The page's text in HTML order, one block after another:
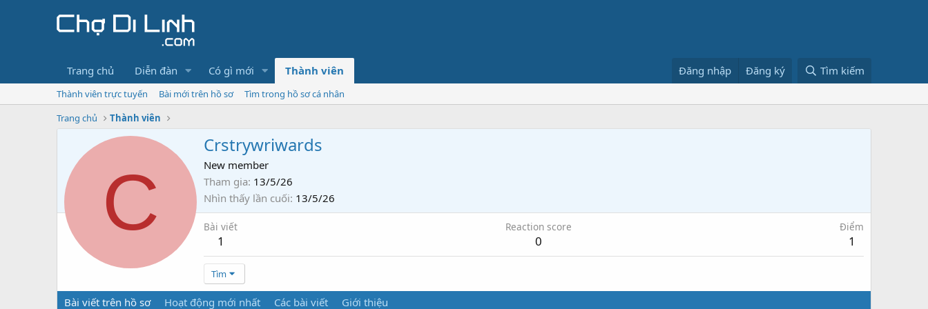
Trang chủ Diễn đàn Có gì mới Thành viên Đăng nhập Đăng ký Tìm kiếm
Thành viên trực tuyến Bài mới trên hồ sơ
Tìm trong hồ sơ cá nhân
Trang chủ
Thành viên
C
Crstrywriwards
New member
Tham gia 13/5/26
Nhìn thấy lần cuối 13/5/26
Bài viết
1
Reaction score
0
Điểm
1
Tìm
Bài viết trên hồ sơ Hoạt động mới nhất Các bài viết Giới thiệu